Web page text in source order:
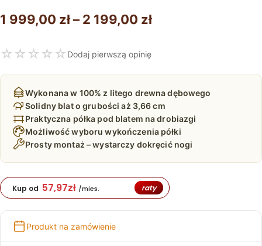
1 999,00 zł– 2 199,00 złZakres
999,00 zł
do
2
199,00 zł
☆ ☆ ☆ ☆ ☆ Dodaj pierwszą opinię
Wykonana w 100% z litego drewna dębowego
Solidny blat o grubości aż 3,66 cm
Praktyczna półka pod blatem na drobiazgi
Możliwość wyboru wykończenia półki
Prosty montaż – wystarczy dokręcić nogi
Kup od 57,97zł /mies. raty
Produkt na zamówienie